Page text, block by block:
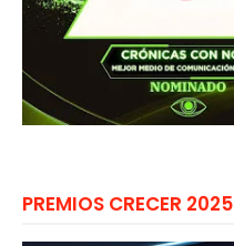
PREMIOS CRECER 2025